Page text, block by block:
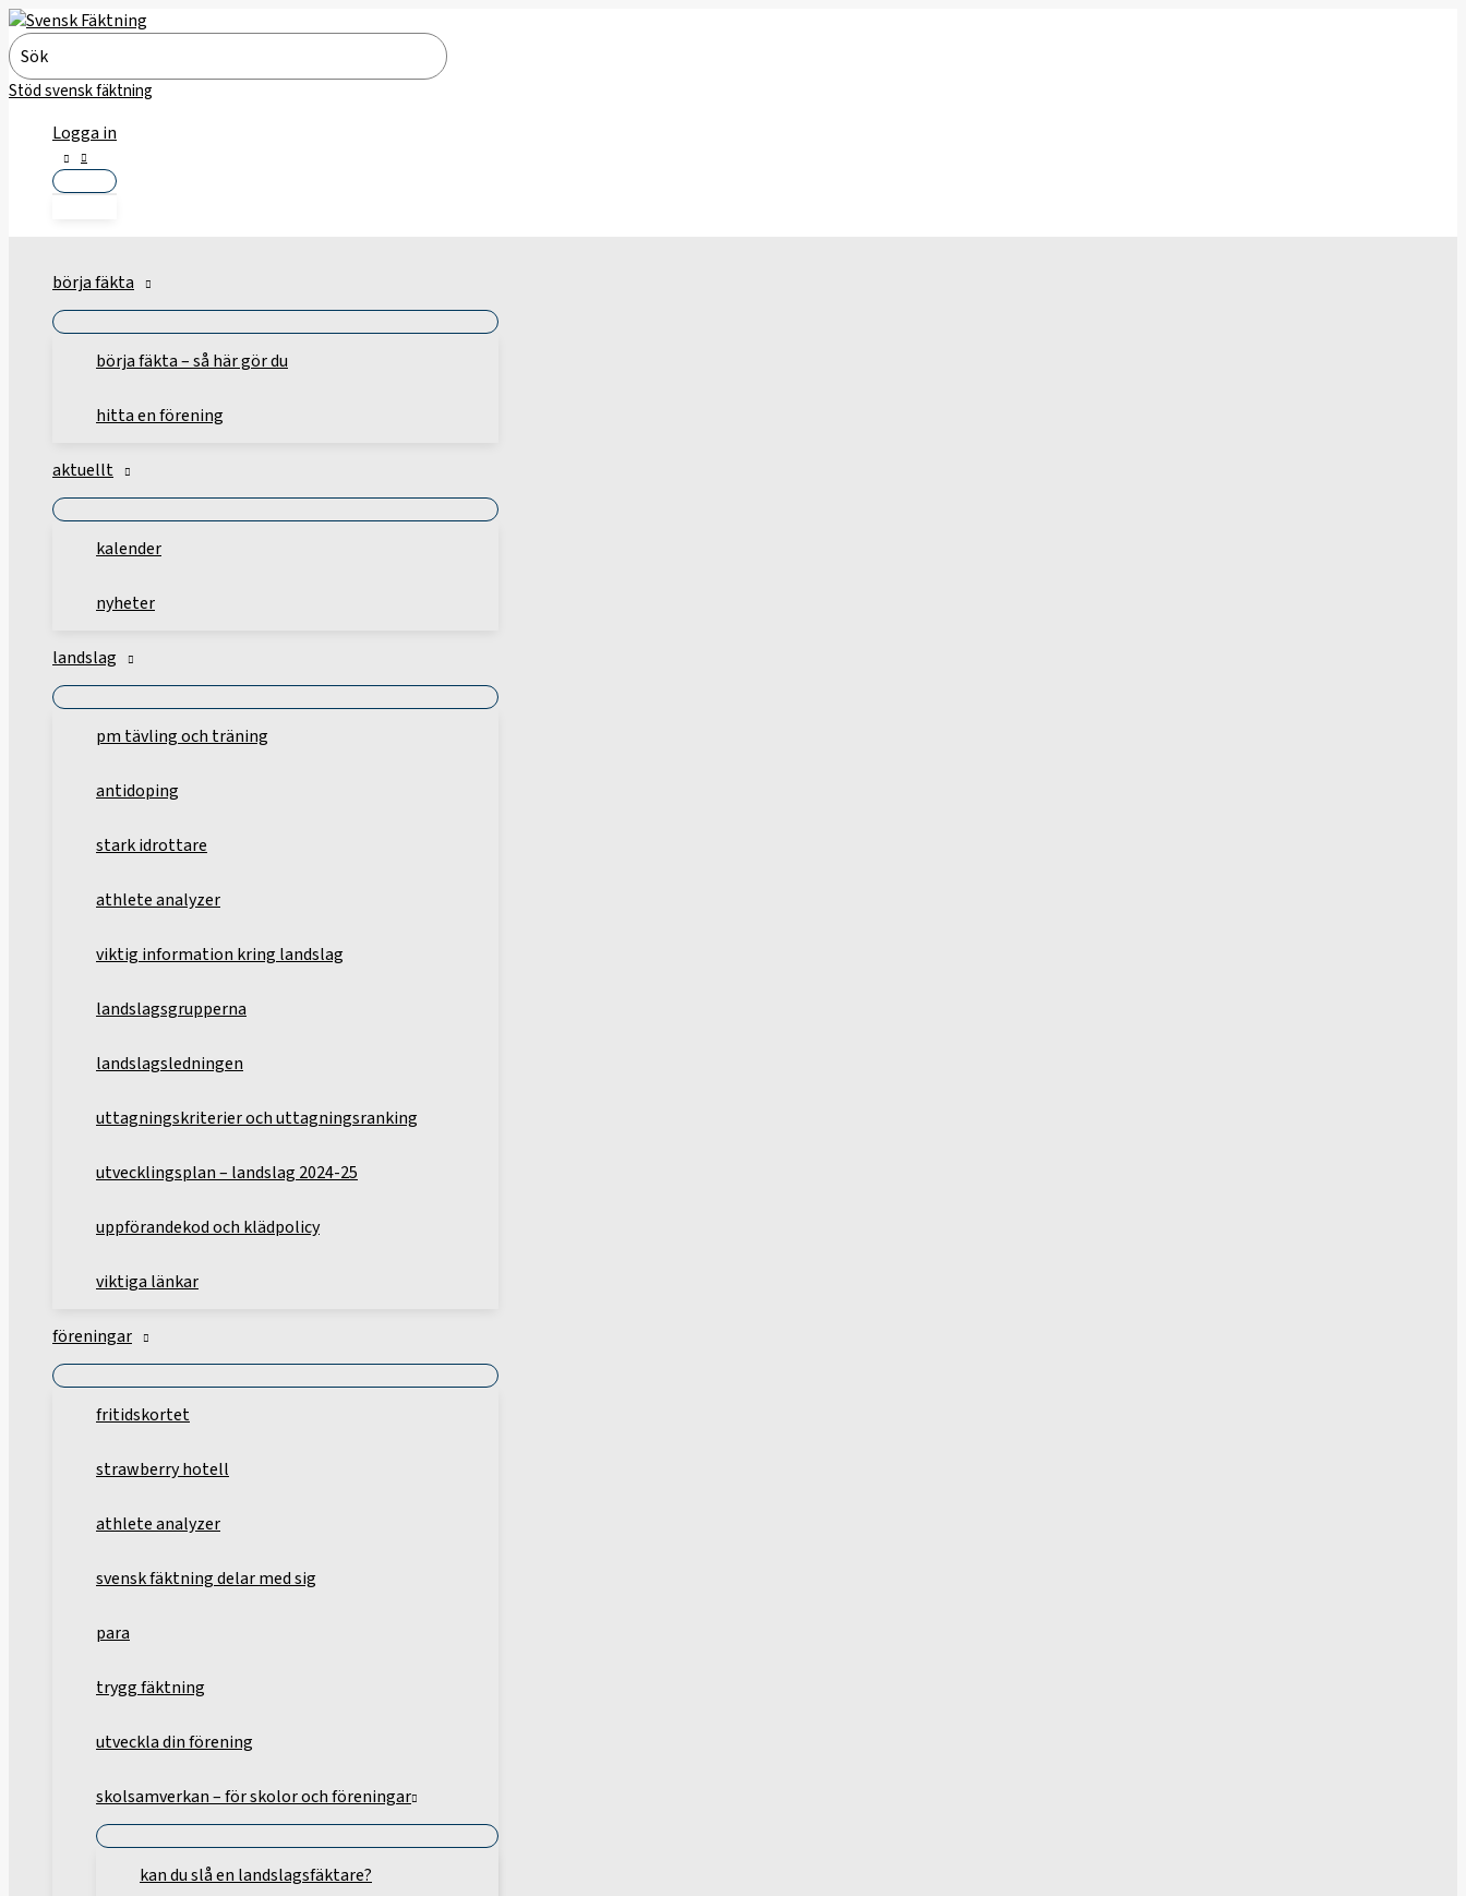
Hoppa
till
innehåll
Search
for:
Stöd svensk fäktning
Logga in
börja fäkta
börja fäkta – så här gör du
hitta en förening
aktuellt
kalender
nyheter
landslag
pm tävling och träning
antidoping
stark idrottare
athlete analyzer
viktig information kring landslag
landslagsgrupperna
landslagsledningen
uttagningskriterier och uttagningsranking
utvecklingsplan – landslag 2024-25
uppförandekod och klädpolicy
viktiga länkar
föreningar
fritidskortet
strawberry hotell
athlete analyzer
svensk fäktning delar med sig
para
trygg fäktning
utveckla din förening
skolsamverkan – för skolor och föreningar
kan du slå en landslagsfäktare?